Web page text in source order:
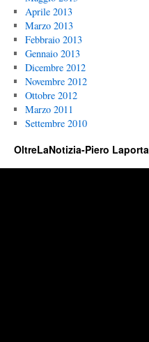
Aprile 2013
Marzo 2013
Febbraio 2013
Gennaio 2013
Dicembre 2012
Novembre 2012
Ottobre 2012
Marzo 2011
Settembre 2010
OltreLaNotizia-Piero Laporta